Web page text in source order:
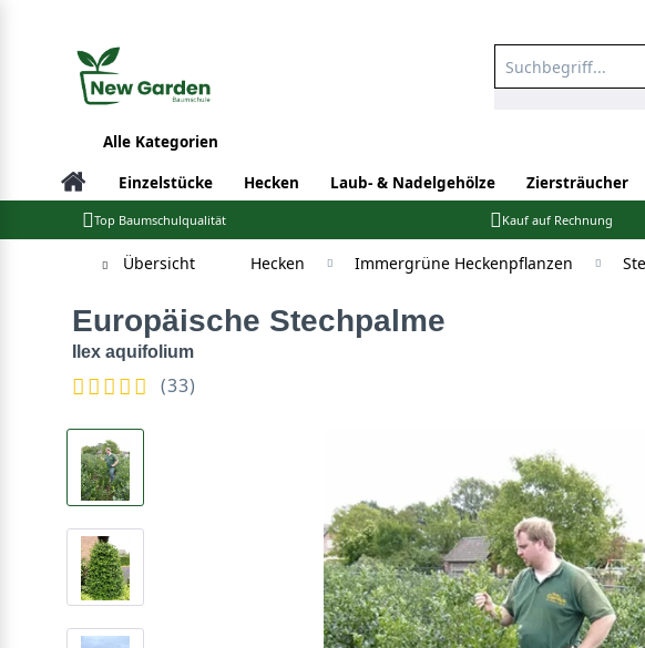
Alle Kategorien
Einzelstücke Hecken Laub- & Nadelgehölze Ziersträucher
Top Baumschulqualität Kauf auf Rechnung
Übersicht Hecken Immergrüne Heckenpflanzen
Europäische Stechpalme
Ilex aquifolium
(33)